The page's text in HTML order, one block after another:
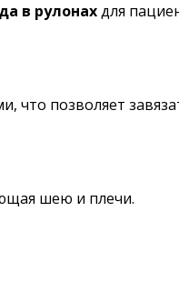
в рулонахдля
что позволяет
шею и плечи.